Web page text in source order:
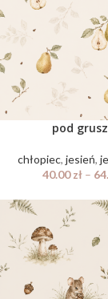
pod
chłopiec, jesień,
40.00zł–